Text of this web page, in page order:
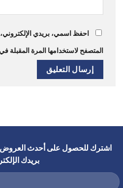
احفظ اسمي، بريدي الإلكتروني،
المتصفح لاستخدامها المرة المقبلة
اشترك للحصول على أحدث العروض
بريدك